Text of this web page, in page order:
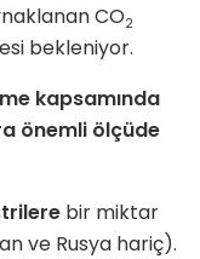
CO2
bekleniyor.
kapsamında
önemli ölçüde
bir miktar
ve Rusya hariç).